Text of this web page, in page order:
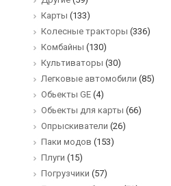
Карты (133)
Колесные тракторы (336)
Комбайны (130)
Культиваторы (30)
Легковые автомобили (85)
Обьекты GE (4)
Обьекты для карты (66)
Опрыскиватели (26)
Паки модов (153)
Плуги (15)
Погрузчики (57)